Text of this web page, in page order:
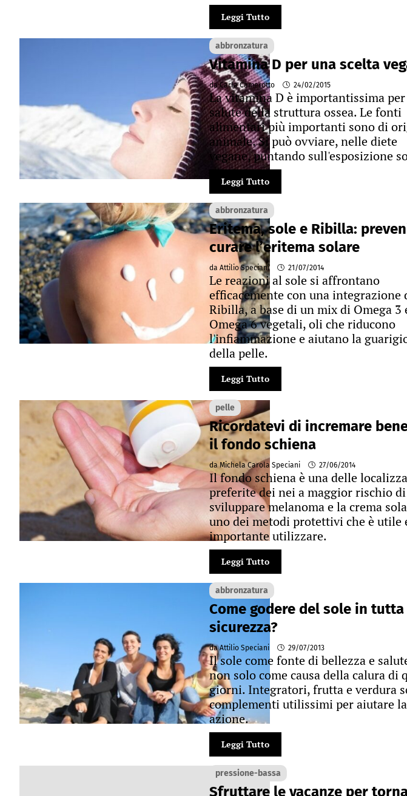
Leggi Tutto
abbronzatura
Vitamina D per una scelta
da Carla Camerotto 24/02/2015
La vitamina D è importantissima
salute della struttura ossea. Le fonti
alimentari più importanti sono di
animale. Si può ovviare, nelle diete
vegane, puntando sull'esposizione
Leggi Tutto
abbronzatura
Eritema, sole e Ribilla:
curare l’eritema solare
da Attilio Speciani 21/07/2014
Le reazioni al sole si affrontano
efficacemente con una integrazione
Ribilla, a base di un mix di Omega 3
Omega 6 vegetali, oli che riducono
l'infiammazione e aiutano la
della pelle.
Leggi Tutto
pelle
Ricordatevi di incremare
il fondo schiena
da Michela Carola Speciani 27/06/2014
Il fondo schiena è una delle
preferite dei nei a maggior rischio di
sviluppare melanoma e la crema
uno dei metodi protettivi che è utile
importante utilizzare.
Leggi Tutto
abbronzatura
Come godere del sole in tutta
sicurezza?
da Attilio Speciani 29/07/2013
Il sole come fonte di bellezza e
non solo come causa della calura di
giorni. Integratori, frutta e verdura
complementi utilissimi per aiutare
azione.
Leggi Tutto
pressione-bassa
Sfruttare le vacanze per